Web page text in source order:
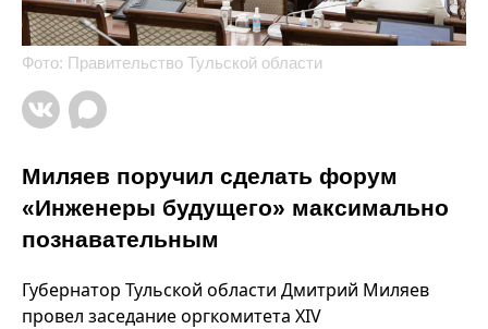
Фото: Правительство Тульской области
Миляев поручил сделать форум
«Инженеры будущего» максимально
познавательным
Губернатор Тульской области Дмитрий Миляев
провел заседание оргкомитета XIV